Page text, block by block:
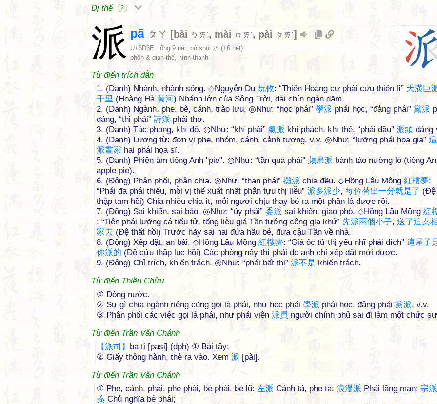
Dị thể 2
派 pā ㄆㄚ [bài ㄅㄞˋ, mài ㄇㄞˋ, pài ㄆㄞˋ]
U+6D3E, tổng 9 nét, bộ shǔi 水 (+6 nét)
phồn & giản thể, hình thanh
Từ điển trích dẫn
1. (Danh) Nhánh, nhành sông. ◇Nguyễn Du 阮攸: “Thiên Hoàng cự phái cửu thiên lí” 天潢巨
千里 (Hoàng Hà 黄河) Nhánh lớn của Sông Trời, dài chín ngàn dặm.
2. (Danh) Ngành, phe, bè, cánh, trào lưu. ◎Như: “học phái” 學派 phái học, “đảng phái” 黨派
đảng, “thi phái” 詩派 phái thơ.
3. (Danh) Tác phong, khí độ. ◎Như: “khí phái” 氣派 khí phách, khí thế, “phái đầu” 派頭 dáng
4. (Danh) Lượng từ: đơn vị phe, nhóm, cánh, cảnh tượng, v.v. ◎Như: “lưỡng phái họa gia” 這
派畫家 hai phái họa sĩ.
5. (Danh) Phiên âm tiếng Anh "pie". ◎Như: “tần quả phái” 蘋果派 bánh táo nướng lò (tiếng
apple pie).
6. (Động) Phân phối, phân chia. ◎Như: “than phái” 攤派 chia đều. ◇Hồng Lâu Mộng 紅樓夢:
“Phái đa phái thiểu, mỗi vị thế xuất nhất phân tựu thị liễu” 派多派少, 每位替出一分就是了
thập tam hồi) Chia nhiều chia ít, mỗi người chịu thay bỏ ra một phần là được rồi.
7. (Động) Sai khiến, sai bảo. ◎Như: “ủy phái” 委派 sai khiến, giao phó. ◇Hồng Lâu Mộng 紅
: “Tiên phái lưỡng cá tiểu tử, tống liễu giá Tần tướng công gia khứ” 先派兩個小子, 送了這秦
家去 (Đệ thất hồi) Trước hãy sai hai đứa hầu bé, đưa cậu Tần về nhà.
8. (Động) Xếp đặt, an bài. ◇Hồng Lâu Mộng 紅樓夢: “Giá ốc tử thị yếu nhĩ phái đích” 這屋子
你派的 (Đệ cửu thập lục hồi) Các phòng này thì phải do anh chị xếp đặt mới được.
9. (Động) Chỉ trích, khiển trách. ◎Như: “phái bất thị” 派不是 khiển trách.
Từ điển Thiều Chửu
① Dòng nước.
② Sự gì chia ngành riêng cũng gọi là phái, như học phái 學派 phái học, đảng phái 黨派, v.v.
③ Phân phối các việc gọi là phái, như phái viên 派 員 người chính phủ sai đi làm một chức
Từ điển Trần Văn Chánh
【派司 】 ba ti [pasi] (đph) ① Bài tây;
② Giấy thông hành, thẻ ra vào. Xem 派 [pài].
Từ điển Trần Văn Chánh
① Phe, cánh, phái, phe phái, bè phái, bè lũ: 左派 Cánh tả, phe tả; 浪漫派 Phái lãng mạn; 宗派
義 Chủ nghĩa bè phái;